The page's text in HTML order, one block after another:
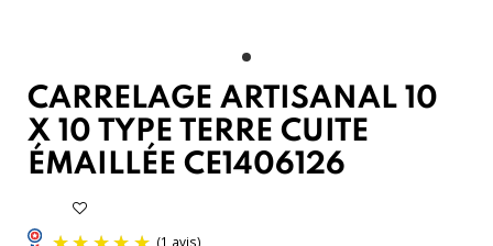
CARRELAGE ARTISANAL 10
X 10 TYPE TERRE CUITE
ÉMAILLÉE CE1406126